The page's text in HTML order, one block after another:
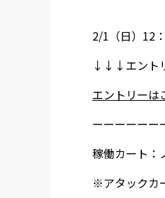
2/1（日）12
↓↓↓エント
エントリーは
ーーーーーー
稼働カート：
※アタックカ